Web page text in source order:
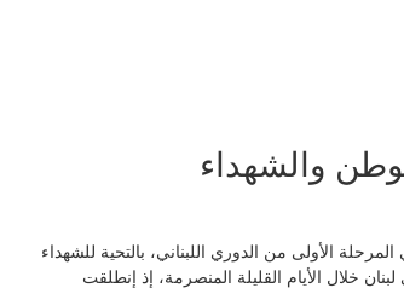
والشهداء
الأولى من الدوري اللبناني، بالتحية للشهداء
خلال الأيام القليلة المنصرمة، إذ إنطلقت